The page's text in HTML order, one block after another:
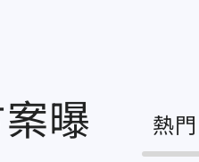
曝
熱門